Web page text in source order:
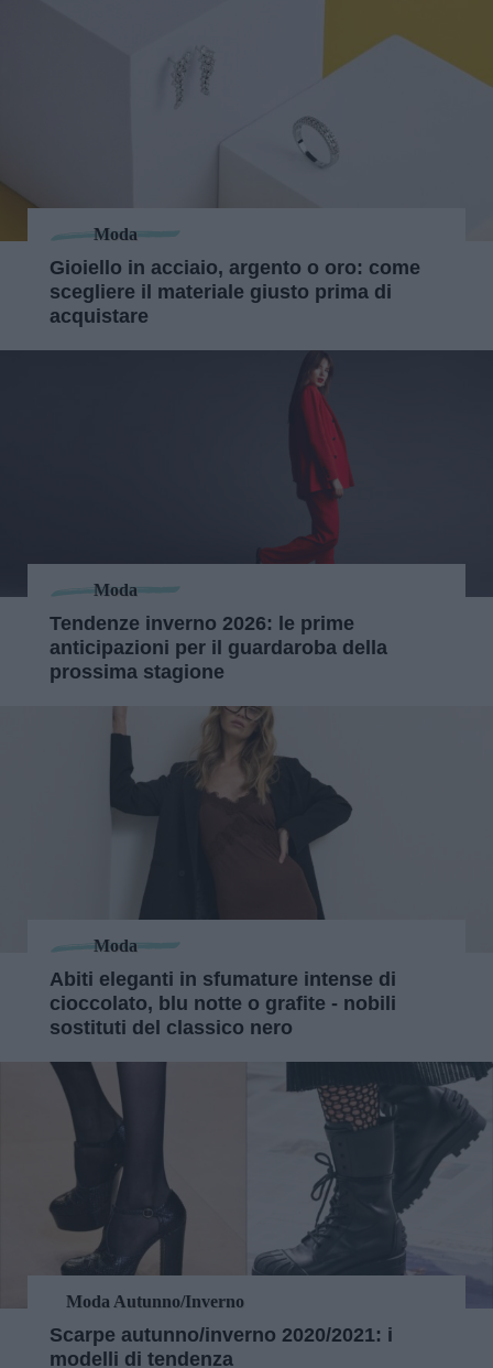
Moda
Gioiello in acciaio, argento o oro: come
scegliere il materiale giusto prima di
acquistare
Moda
Tendenze inverno 2026: le prime
anticipazioni per il guardaroba della
prossima stagione
Moda
Abiti eleganti in sfumature intense di
cioccolato, blu notte o grafite - nobili
sostituti del classico nero
Moda Autunno/Inverno
Scarpe autunno/inverno 2020/2021: i
modelli di tendenza